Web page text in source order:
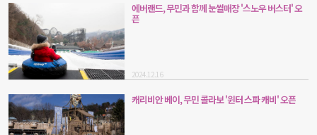
에버랜드, 무민과 함께 눈썰매장 '스노우 버스터' 오
픈
2024.12.16
캐리비안 베이, 무민 콜라보 '윈터 스파 캐비' 오픈